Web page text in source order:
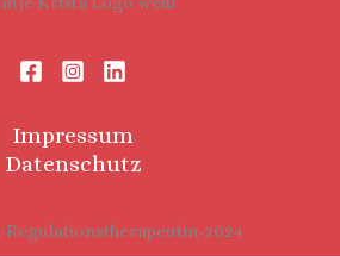
Impressum
Datenschutz